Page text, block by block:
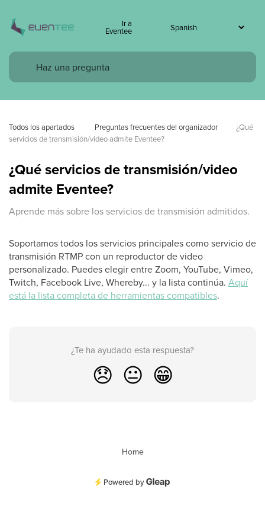
Ir a
Eventee
Todos los apartados Preguntas frecuentes del organizador
¿Qué
servicios de transmisión/video admite Eventee?
¿Qué servicios de transmisión/video
admite Eventee?
Aprende más sobre los servicios de transmisión admitidos.
Soportamos todos los servicios principales como servicio de
transmisión RTMP con un reproductor de video
personalizado. Puedes elegir entre Zoom, YouTube, Vimeo,
Twitch, Facebook Live, Whereby... y la lista continúa. Aquí
está la lista completa de herramientas compatibles.
¿Te ha ayudado esta respuesta?
😞 😐 😁
Home
Powered by